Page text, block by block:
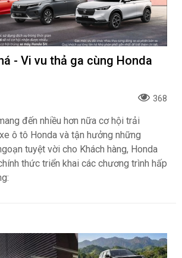
- Vi vu thả ga cùng Honda
368
đến nhiều hơn nữa cơ hội trải
ô tô Honda và tận hưởng những
tuyệt vời cho Khách hàng, Honda
thức triển khai các chương trình hấp